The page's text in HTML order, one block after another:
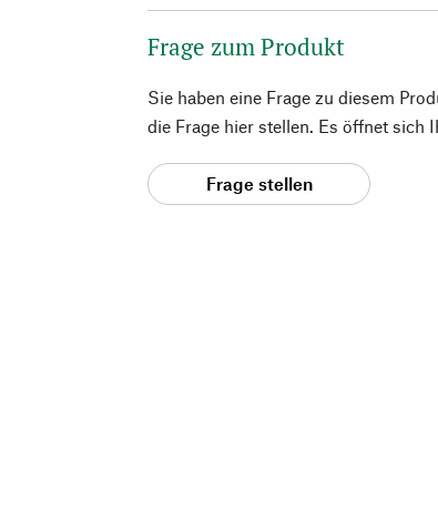
Frage zum Produkt
Sie haben eine Frage zu diesem
die Frage hier stellen. Es öffnet sich
Frage stellen